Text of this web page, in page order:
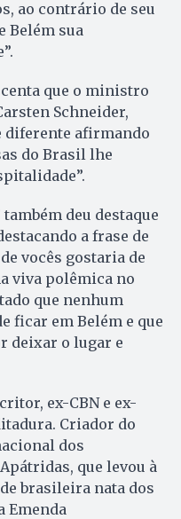
ao contrário de seu
Belém sua
que o ministro
Schneider,
diferente afirmando
do Brasil lhe
deu destaque
a frase de
vocês gostaria de
viva polêmica no
que nenhum
ficar em Belém e que
deixar o lugar e
ex-CBN e ex-
Criador do
dos
que levou à
brasileira nata dos
Emenda